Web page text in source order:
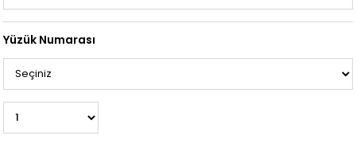
Yüzük Numarası